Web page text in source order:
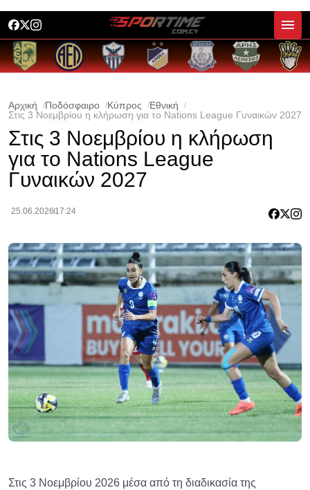
Αρχική Ποδόσφαιρο Κύπρος
Εθνική
Στις 3 Νοεμβρίου η κλήρωση για το Nations League Γυναικών 2027
Στις 3 Νοεμβρίου η κλήρωση
για το Nations League
Γυναικών 2027
25.06.2026 17:24
Στις 3 Νοεμβρίου 2026 μέσα από τη διαδικασία της